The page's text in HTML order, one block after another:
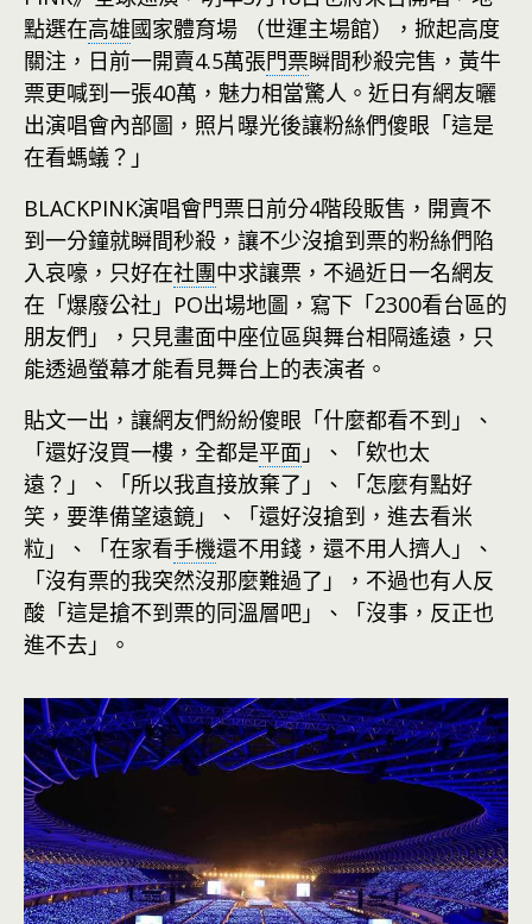
點選在高雄國家體育場 （世運主場館），掀起高度
關注，日前一開賣4.5萬張門票瞬間秒殺完售，黃牛
票更喊到一張40萬，魅力相當驚人。近日有網友曬
出演唱會內部圖，照片曝光後讓粉絲們傻眼「這是
在看螞蟻？」
BLACKPINK演唱會門票日前分4階段販售，開賣不
到一分鐘就瞬間秒殺，讓不少沒搶到票的粉絲們陷
入哀嚎，只好在社團中求讓票，不過近日一名網友
在「爆廢公社」PO出場地圖，寫下「2300看台區的
朋友們」，只見畫面中座位區與舞台相隔遙遠，只
能透過螢幕才能看見舞台上的表演者。
貼文一出，讓網友們紛紛傻眼「什麼都看不到」、
「還好沒買一樓，全都是平面 」、「欸也太
遠？」、「所以我直接放棄了」、「怎麼有點好
笑，要準備望遠鏡」、「還好沒搶到，進去看米
粒」、「在家看手機還不用錢，還不用人擠人」、
「沒有票的我突然沒那麼難過了」，不過也有人反
酸「這是搶不到票的同溫層吧」、「沒事，反正也
進不去」。